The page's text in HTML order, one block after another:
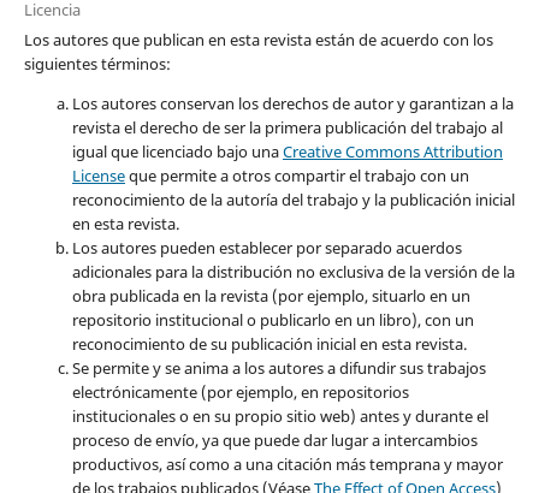
Licencia
Los autores que publican en esta revista están de acuerdo con los
siguientes términos:
Los autores conservan los derechos de autor y garantizan a la
revista el derecho de ser la primera publicación del trabajo al
igual que licenciado bajo unaCreative Commons Attribution
Licenseque permite a otros compartir el trabajo con un
reconocimiento de la autoría del trabajo y la publicación inicial
en esta revista.
Los autores pueden establecer por separado acuerdos
adicionales para la distribución no exclusiva de la versión de la
obra publicada en la revista (por ejemplo, situarlo en un
repositorio institucional o publicarlo en un libro), con un
reconocimiento de su publicación inicial en esta revista.
Se permite y se anima a los autores a difundir sus trabajos
electrónicamente (por ejemplo, en repositorios
institucionales o en su propio sitio web) antes y durante el
proceso de envío, ya que puede dar lugar a intercambios
productivos, así como a una citación más temprana y mayor
de los trabajos publicados (VéaseThe Effect of Open Access)